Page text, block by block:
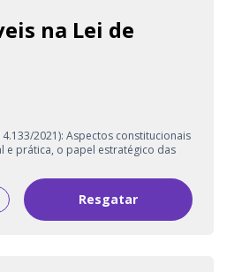
na Lei de
2021): Aspectos constitucionais
e prática, o papel estratégico das
Resgatar